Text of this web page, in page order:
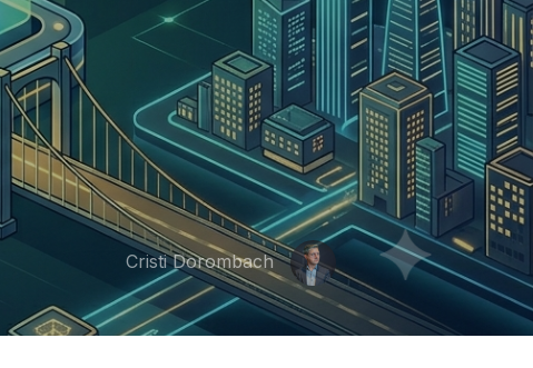
Cristi Dorombach